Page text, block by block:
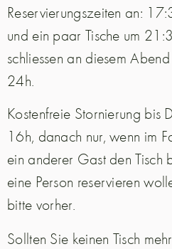
Reservierungszeiten an:
und ein paar Tische um
schliessen an diesem
24h.
Kostenfreie Stornierung bis
16h, danach nur, wenn im
ein anderer Gast den Tisch
eine Person reservieren
bitte vorher.
Sollten Sie keinen Tisch